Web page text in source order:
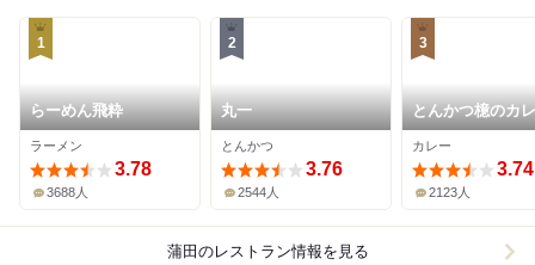
1
らーめん飛粋
ラーメン
3.78
3688人
2
丸一
とんかつ
3.76
2544人
3
とんかつ檍のカ
いっぺこっぺ 蒲
店
カレー
3.74
2123人
蒲田 のレストラン情報を見る